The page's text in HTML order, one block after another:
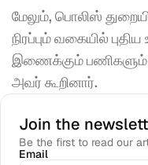
மேலும், பொலிஸ்
நிரப்பும் வகையில்
இணைக்கும் பணிகளும்
அவர் கூறினார்.
Join the
Be the first to read our
Email